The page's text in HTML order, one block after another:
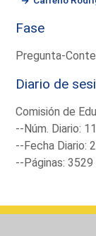
Fase
Pregunta-
Diario de
Comisión de
--Núm. Diario:
--Fecha Diario:
--Páginas: